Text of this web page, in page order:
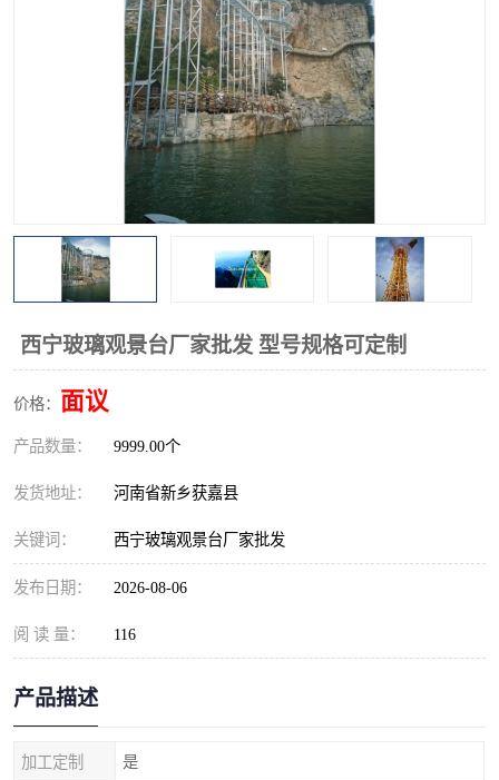
西宁玻璃观景台厂家批发 型号规格可定制
价格： 面议
产品数量： 9999.00个
发货地址： 河南省新乡获嘉县
关键词： 西宁玻璃观景台厂家批发
发布日期： 2026-08-06
阅 读 量： 116
产品描述
加工定制 是
攀岩器材
空中自行车
玻璃滑道
网红桥
丛林穿越设备
音乐呐喊设备
玻璃栈道